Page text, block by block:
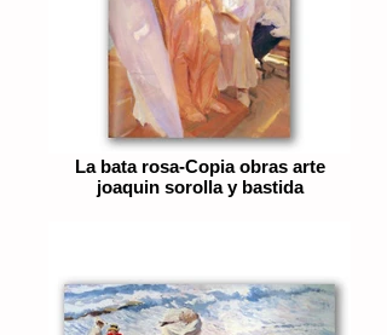
La bata rosa-Copia obras arte
joaquin sorolla y bastida